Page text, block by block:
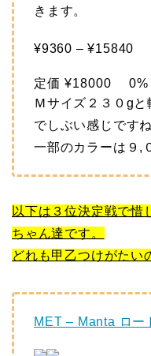
きます。
¥9360 – ¥15840
定価 ¥18000 0%
Ｍサイズ２３０g
でしぶい感じですね
一部のカラーは９,
以下は３位決定戦で惜
ちゃん達です。
どれも甲乙つけがたい
MET – Manta ロー